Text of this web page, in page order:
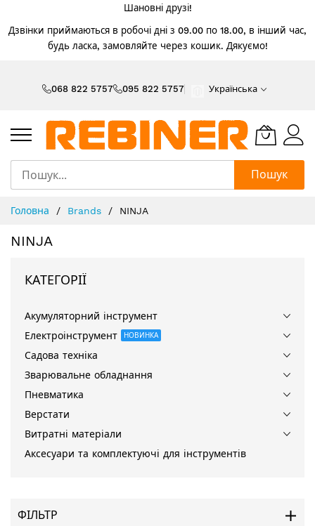
Шановні друзі!
Дзвінки приймаються в робочі дні з 09.00 по 18.00, в інший час,
будь ласка, замовляйте через кошик. Дякуємо!
068 822 5757 095 822 5757 Українська
Пошук
Головна Brands NINJA
NINJA
ФІЛЬТР
КАТЕГОРІЇ
Акумуляторний інструмент
Електроінструмент
НОВИНКА
Садова техніка
Зварювальне обладнання
Пневматика
Верстати
Витратні матеріали
Аксесуари та комплектуючі для інструментів